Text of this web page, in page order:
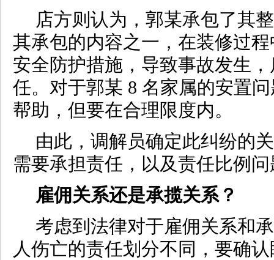
店方则认为，郭某承包了其
其承包的内容之一，在装修过
安全防护措施，导致事故发生
任。对于郭某 8 名家属的安置
帮助，但要在合理限度内。
由此，调解员确定此纠纷的
需要承担责任，以及责任比例
雇佣关系还是承揽关系？
考虑到法律对于雇佣关系和
人伤亡的责任划分不同，要确